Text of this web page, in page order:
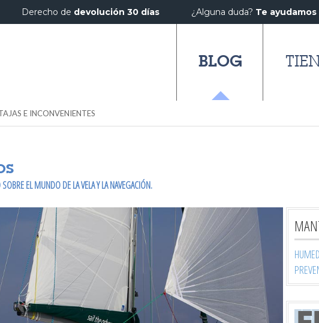
Derecho de devolución 30 días ¿Alguna duda? Te ayudamos
BLOG
E INCONVENIENTES
EL MUNDO DE LA VELA Y LA NAVEGACIÓN.